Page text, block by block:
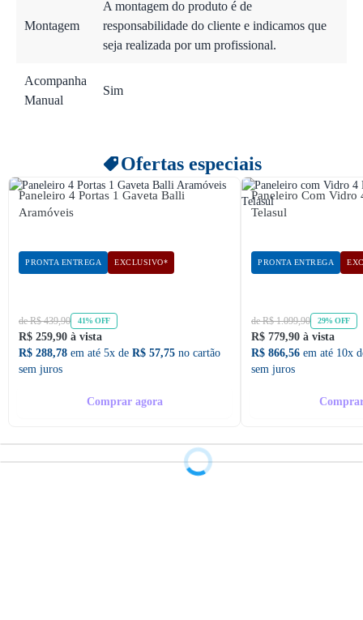
Montagem
A montagem do produto é de
responsabilidade do cliente e indicamos que
seja realizada por um profissional.
Acompanha
Manual
Sim
Ofertas especiais
Paneleiro 4 Portas 1 Gaveta Balli
Aramóveis
PRONTA ENTREGA EXCLUSIVO*
de R$ 439,90 41% OFF
R$ 259,90 à vista
R$ 288,78 em até 5x de R$ 57,75 no cartão
sem juros
Comprar agora
Paneleiro Com Vidro
Telasul
PRONTA ENTREGA
de R$ 1.099,90 29% OFF
R$ 779,90 à vista
R$ 866,56 em até 10x
sem juros